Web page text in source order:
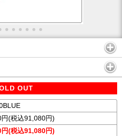
OUT
(税込91,080円)
(税込91,080円)